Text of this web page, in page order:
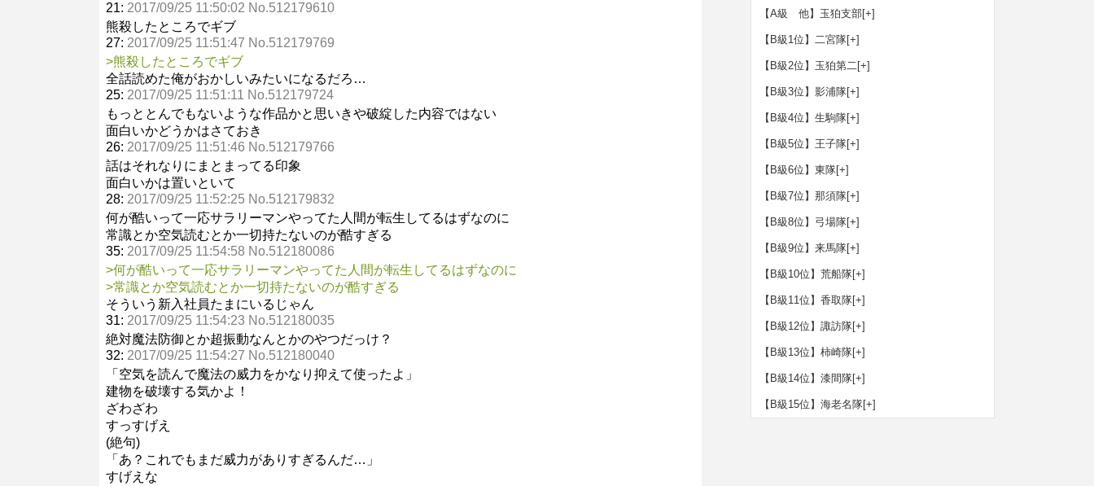
21: 2017/09/25 11:50:02 No.512179610
熊殺したところでギブ
27: 2017/09/25 11:51:47 No.512179769
>熊殺したところでギブ
全話読めた俺がおかしいみたいになるだろ…
25: 2017/09/25 11:51:11 No.512179724
もっととんでもないような作品かと思いきや破綻した内容ではない
面白いかどうかはさておき
26: 2017/09/25 11:51:46 No.512179766
話はそれなりにまとまってる印象
面白いかは置いといて
28: 2017/09/25 11:52:25 No.512179832
何が酷いって一応サラリーマンやってた人間が転生してるはずなのに
常識とか空気読むとか一切持たないのが酷すぎる
35: 2017/09/25 11:54:58 No.512180086
>何が酷いって一応サラリーマンやってた人間が転生してるはずなのに
>常識とか空気読むとか一切持たないのが酷すぎる
そういう新入社員たまにいるじゃん
31: 2017/09/25 11:54:23 No.512180035
絶対魔法防御とか超振動なんとかのやつだっけ？
32: 2017/09/25 11:54:27 No.512180040
「空気を読んで魔法の威力をかなり抑えて使ったよ」
建物を破壊する気かよ！
ざわざわ
すっすげえ
(絶句)
「あ？これでもまだ威力がありすぎるんだ…」
すげえな
【A級 他】玉狛支部[+]
【B級1位】二宮隊[+]
【B級2位】玉狛第二[+]
【B級3位】影浦隊[+]
【B級4位】生駒隊[+]
【B級5位】王子隊[+]
【B級6位】東隊[+]
【B級7位】那須隊[+]
【B級8位】弓場隊[+]
【B級9位】来馬隊[+]
【B級10位】荒船隊[+]
【B級11位】香取隊[+]
【B級12位】諏訪隊[+]
【B級13位】柿崎隊[+]
【B級14位】漆間隊[+]
【B級15位】海老名隊[+]